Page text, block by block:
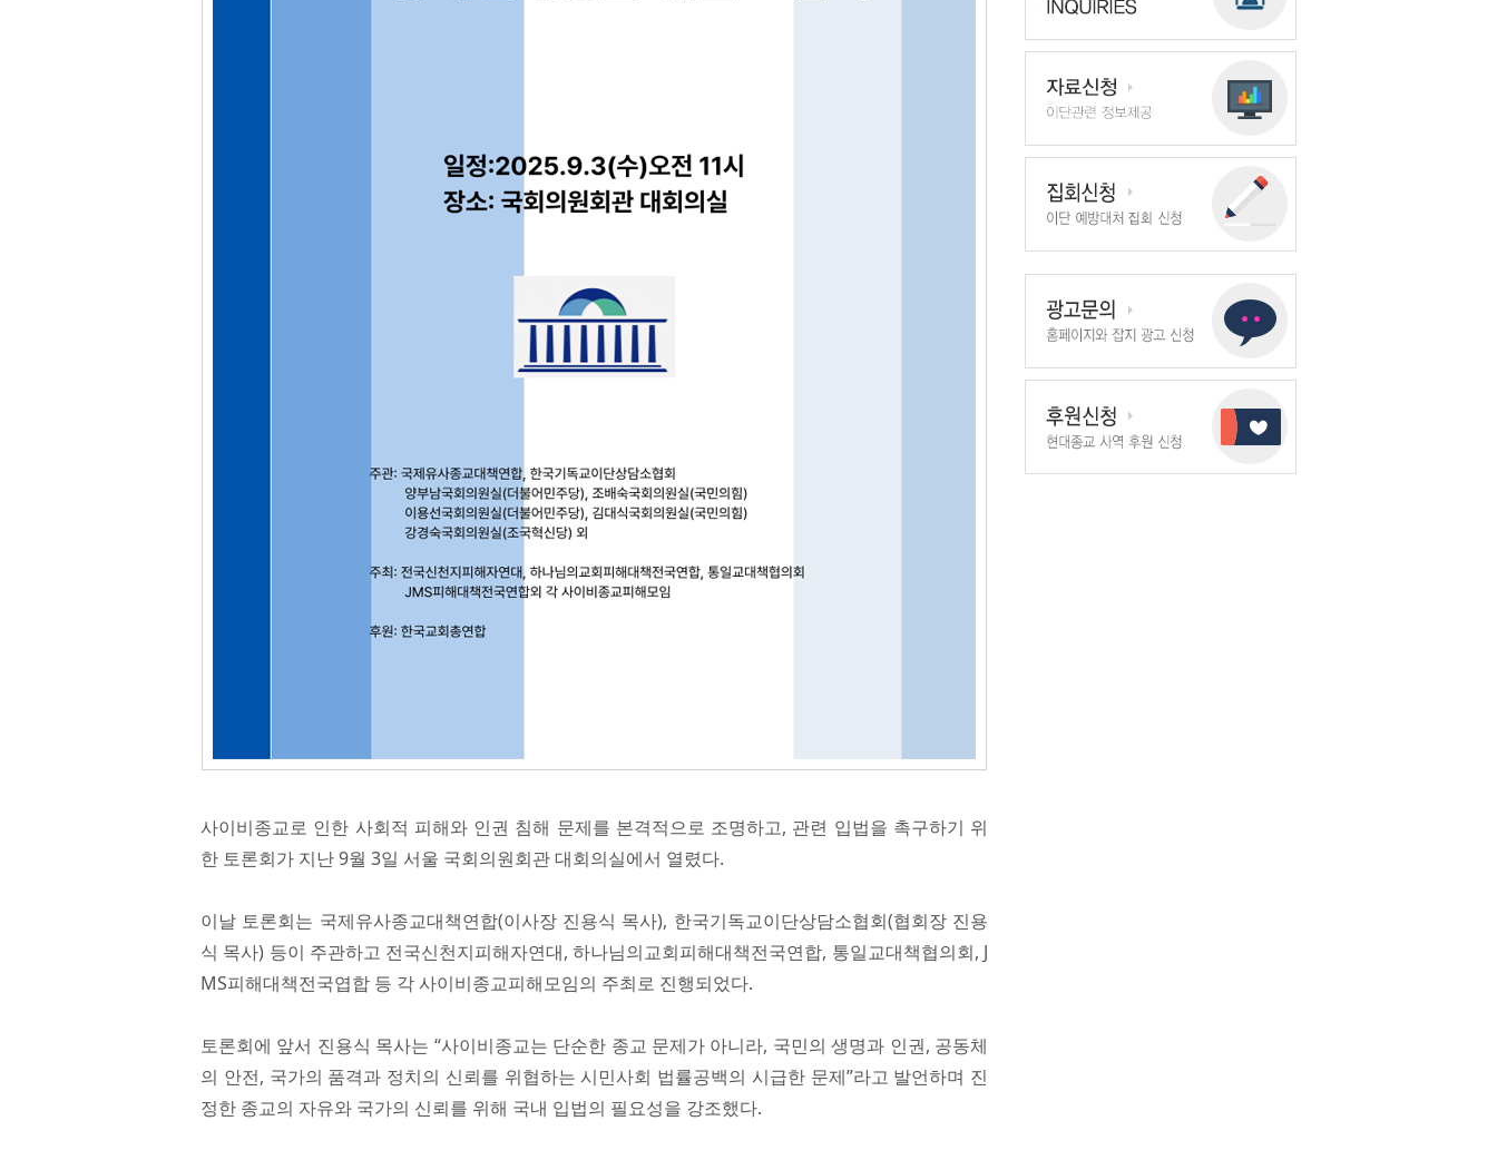
사이비종교로 인한 사회적 피해와 인권 침해 문제를 본격적으로 조명하고, 관련 입법을 촉구하기 위
한 토론회가 지난 9월 3일 서울 국회의원회관 대회의실에서 열렸다.
이날 토론회는 국제유사종교대책연합(이사장 진용식 목사), 한국기독교이단상담소협회(협회장 진용
식 목사) 등이 주관하고 전국신천지피해자연대, 하나님의교회피해대책전국연합, 통일교대책협의회, J
MS피해대책전국엽합 등 각 사이비종교피해모임의 주최로 진행되었다.
토론회에 앞서 진용식 목사는 “사이비종교는 단순한 종교 문제가 아니라, 국민의 생명과 인권, 공동체
의 안전, 국가의 품격과 정치의 신뢰를 위협하는 시민사회 법률공백의 시급한 문제”라고 발언하며 진
정한 종교의 자유와 국가의 신뢰를 위해 국내 입법의 필요성을 강조했다.